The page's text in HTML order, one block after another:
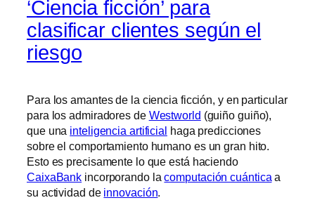
‘Ciencia ficción’ para
clasificar clientes según el
riesgo
Para los amantes de la ciencia ficción, y en particular
para los admiradores de Westworld (guiño guiño),
que una inteligencia artificial haga predicciones
sobre el comportamiento humano es un gran hito.
Esto es precisamente lo que está haciendo
CaixaBank incorporando lacomputación cuántica a
su actividad de innovación.